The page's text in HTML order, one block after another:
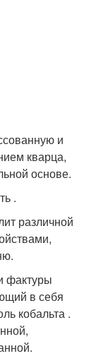
и
кварца,
основе.
.
различной
фактуры
в себя
кобальта .